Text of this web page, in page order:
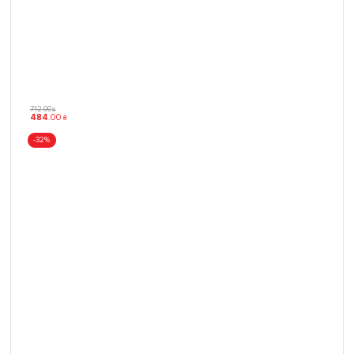
712.00 ₴
484.00 ₴
-32%